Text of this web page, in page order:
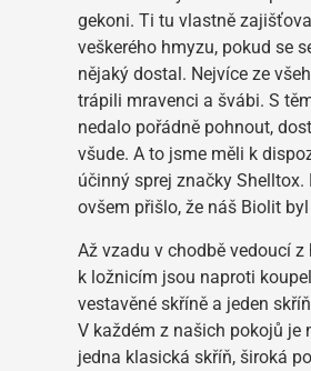
gekoni. Ti tu vlastně
veškerého hmyzu, pokud se
nějaký dostal. Nejvíce ze
trápili mravenci a švábi. S
nedalo pořádně pohnout,
všude. A to jsme měli k
účinný sprej značky Shelltox.
ovšem přišlo, že náš Biolit
Až vzadu v chodbě vedoucí z
k ložnicím jsou naproti
vestavěné skříně a jeden
V každém z našich pokojů je
jedna klasická skříň, široká